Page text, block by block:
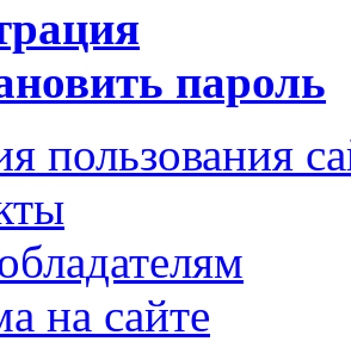
пароль
пользования
на сайте